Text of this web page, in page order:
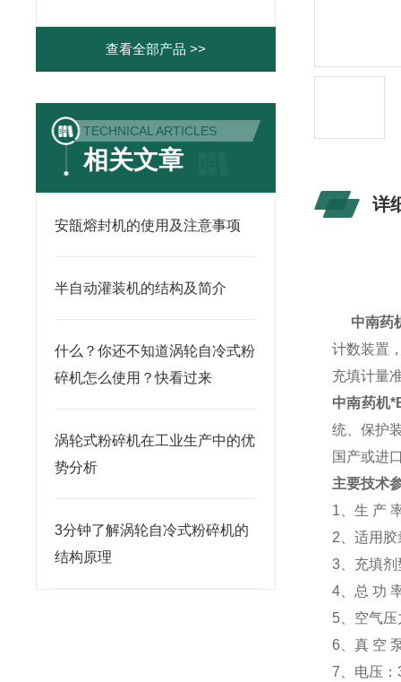
查看全部产品 >>
TECHNICAL ARTICLES
相关文章
安瓿熔封机的使用及注意事项
半自动灌装机的结构及简介
什么？你还不知道涡轮自冷式粉
碎机怎么使用？快看过来
涡轮式粉碎机在工业生产中的优
势分析
3分钟了解涡轮自冷式粉碎机的
结构原理
详
中南药
计数装置
充填计量
中南药机*
统、保护
国产或进
主要技术
1 、生 产
2 、适用
3 、充填
4 、总 功
5 、空气
6 、真 空
7 、电压：